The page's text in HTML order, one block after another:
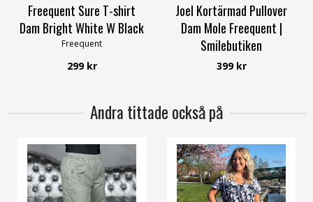
Freequent Sure T-shirt
Dam Bright White W Black
Freequent
299 kr
Joel Kortärmad Pullover
Dam Mole Freequent |
Smilebutiken
Freequent
399 kr
Andra tittade också på